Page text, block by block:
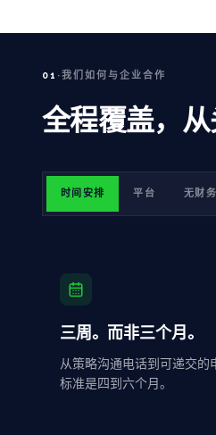
合作伙伴
博客
面向企业
·EN PT·PT-BR
01 ·我们如何与企业合作
全程覆盖，从
时间安排 平台 无财
三周。而非三个月。
从策略沟通电话到可递交的
标准是四到六个月。